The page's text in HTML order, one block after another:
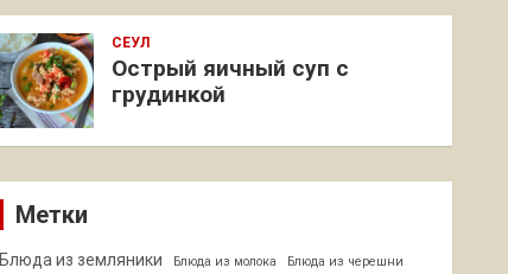
СЕУЛ
Острый яичный суп с
грудинкой
Метки
Блюда из земляники Блюда из молока Блюда из черешни